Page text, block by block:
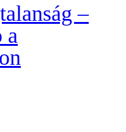
–
a